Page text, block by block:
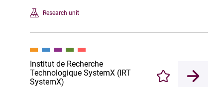
Research unit
Institut de Recherche
Technologique SystemX (IRT
SystemX)
Enregistrer